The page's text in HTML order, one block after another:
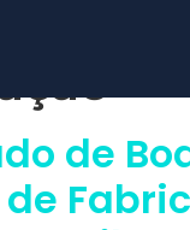
de
de